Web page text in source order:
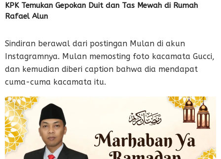
KPK Temukan Gepokan Duit dan Tas Mewah di Rumah
Rafael Alun
Sindiran berawal dari postingan Mulan di akun
Instagramnya. Mulan memosting foto kacamata Gucci,
dan kemudian diberi caption bahwa dia mendapat
cuma-cuma kacamata itu.